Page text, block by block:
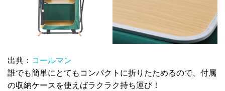
出典： コールマン
誰でも簡単にとてもコンパクトに折りたためるので、付属
の収納ケースを使えばラクラク持ち運び！